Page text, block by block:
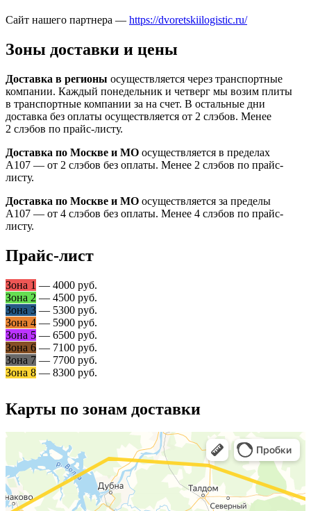
Сайт нашего партнера — https://dvoretskiilogistic.ru/
Зоны доставки и цены
Доставка в регионы осуществляется через транспортные
компании. Каждый понедельник и четверг мы возим плиты
в транспортные компании за на счет. В остальные дни
доставка без оплаты осуществляется от 2 слэбов. Менее
2 слэбов по прайс-листу.
Доставка по Москве и МО осуществляется в пределах
А107 — от 2 слэбов без оплаты. Менее 2 слэбов по прайс-
листу.
Доставка по Москве и МО осуществляется за пределы
А107 — от 4 слэбов без оплаты. Менее 4 слэбов по прайс-
листу.
Прайс-лист
Зона 1 — 4000 руб.
Зона 2 — 4500 руб.
Зона 3 — 5300 руб.
Зона 4 — 5900 руб.
Зона 5 — 6500 руб.
Зона 6 — 7100 руб.
Зона 7 — 7700 руб.
Зона 8 — 8300 руб.
Карты по зонам доставки